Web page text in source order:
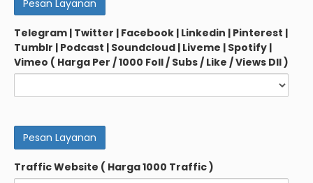
Telegram | Twitter | Facebook | Linkedin | Pinterest |
Tumblr | Podcast | Soundcloud | Liveme | Spotify |
Vimeo ( Harga Per / 1000 Foll / Subs / Like / Views Dll )
Traffic Website ( Harga 1000 Traffic )